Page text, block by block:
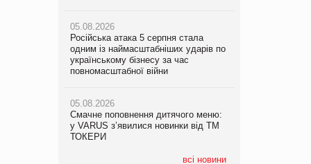
05.08.2026
Російська атака 5 серпня стала
одним із наймасштабніших ударів по
українському бізнесу за час
повномасштабної війни
05.08.2026
Смачне поповнення дитячого меню:
у VARUS з’явилися новинки від ТМ
ТОКЕРИ
всі новини
05.08.2026
Сергій Лісунов про заморожені
хлібобулочні вироби на
04.08.2026
Через атаку РФ у Дніпрі пошкоджено
склад шоколаду Millennium
рекламі екологічних продуктів
05.08.2026
AstraZeneca обговорює найбільшу